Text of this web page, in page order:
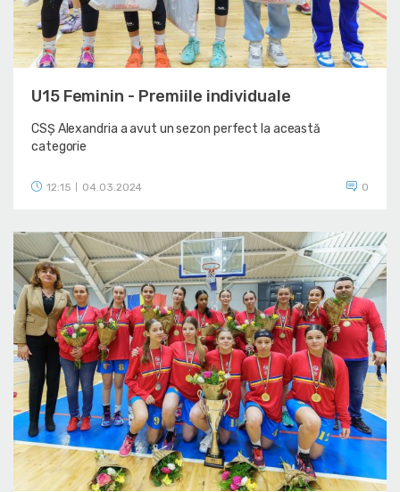
U15 Feminin - Premiile individuale
CSȘ Alexandria a avut un sezon perfect la această
categorie
12:15 04.03.2024 0